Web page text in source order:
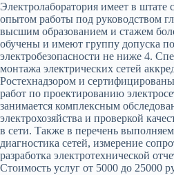
Электролаборатория имеет в штате
опытом работы под руководством
высшим образованием и стажем
обучены и имеют группу допуска по
электробезопасности не ниже 4.
монтажа электрических сетей
Ростехнадзором и
работ по проектированию
занимается комплексным
электрохозяйства и проверкой
в сети. Также в перечень
диагностика сетей, измерение
разработка электротехнической
Стоимость услуг от 5000 до 25000